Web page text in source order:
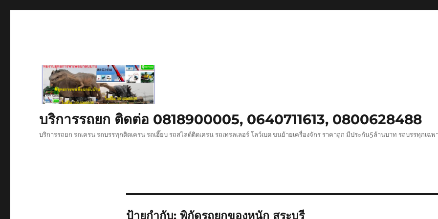
บริการรถยก ติดต่อ 0818900005, 0640711613, 0800628488
บริการรถยก รถเครน รถบรรทุกติดเครน รถเฮี๊ยบ รถสไลด์ติดเครน รถเทรลเลอร์ โลว์เบด ขนย้ายเครื่องจักร ราคาถูก มีประกัน5ล้านบาท รถบรรทุกเฉพ
ป้ายกำกับ: พิกัดรถยกของหนัก สระบุรี